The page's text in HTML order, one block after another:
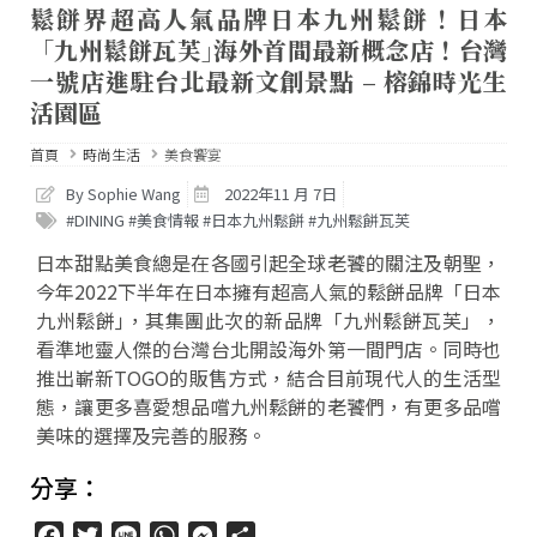
鬆餅界超高人氣品牌日本九州鬆餅！日本
「九州鬆餅瓦芙｣海外首間最新概念店！台灣
一號店進駐台北最新文創景點 – 榕錦時光生
活園區
首頁 時尚生活 美食饗宴
By Sophie Wang
2022年11 月 7日
#DINING #美食情報 #日本九州鬆餅 #九州鬆餅瓦芙
日本甜點美食總是在各國引起全球老饕的關注及朝聖，
今年2022下半年在日本擁有超高人氣的鬆餅品牌「日本
九州鬆餅｣，其集團此次的新品牌「九州鬆餅瓦芙」，
看準地靈人傑的台灣台北開設海外第一間門店。同時也
推出嶄新TOGO的販售方式，結合目前現代人的生活型
態，讓更多喜愛想品嚐九州鬆餅的老饕們，有更多品嚐
美味的選擇及完善的服務。
分享：